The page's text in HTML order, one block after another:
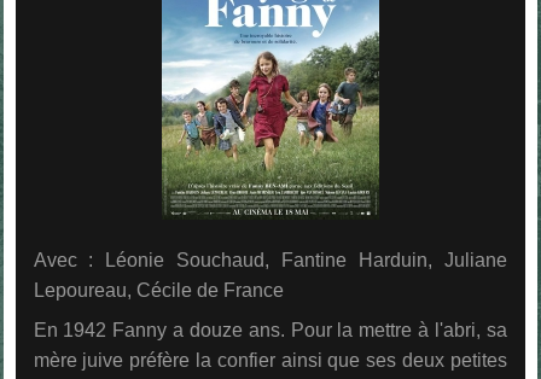
Avec : Léonie Souchaud, Fantine Harduin, Juliane
Lepoureau, Cécile de France
En 1942 Fanny a douze ans. Pour la mettre à l'abri, sa
mère juive préfère la confier ainsi que ses deux petites